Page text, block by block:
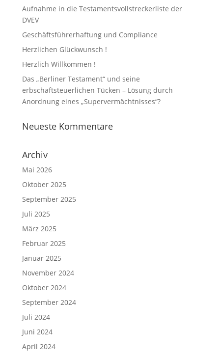
Aufnahme in die Testamentsvollstreckerliste der
DVEV
Geschäftsführerhaftung und Compliance
Herzlichen Glückwunsch !
Herzlich Willkommen !
Das „Berliner Testament“ und seine
erbschaftsteuerlichen Tücken – Lösung durch
Anordnung eines „Supervermächtnisses“?
Neueste Kommentare
Archiv
Mai 2026
Oktober 2025
September 2025
Juli 2025
März 2025
Februar 2025
Januar 2025
November 2024
Oktober 2024
September 2024
Juli 2024
Juni 2024
April 2024